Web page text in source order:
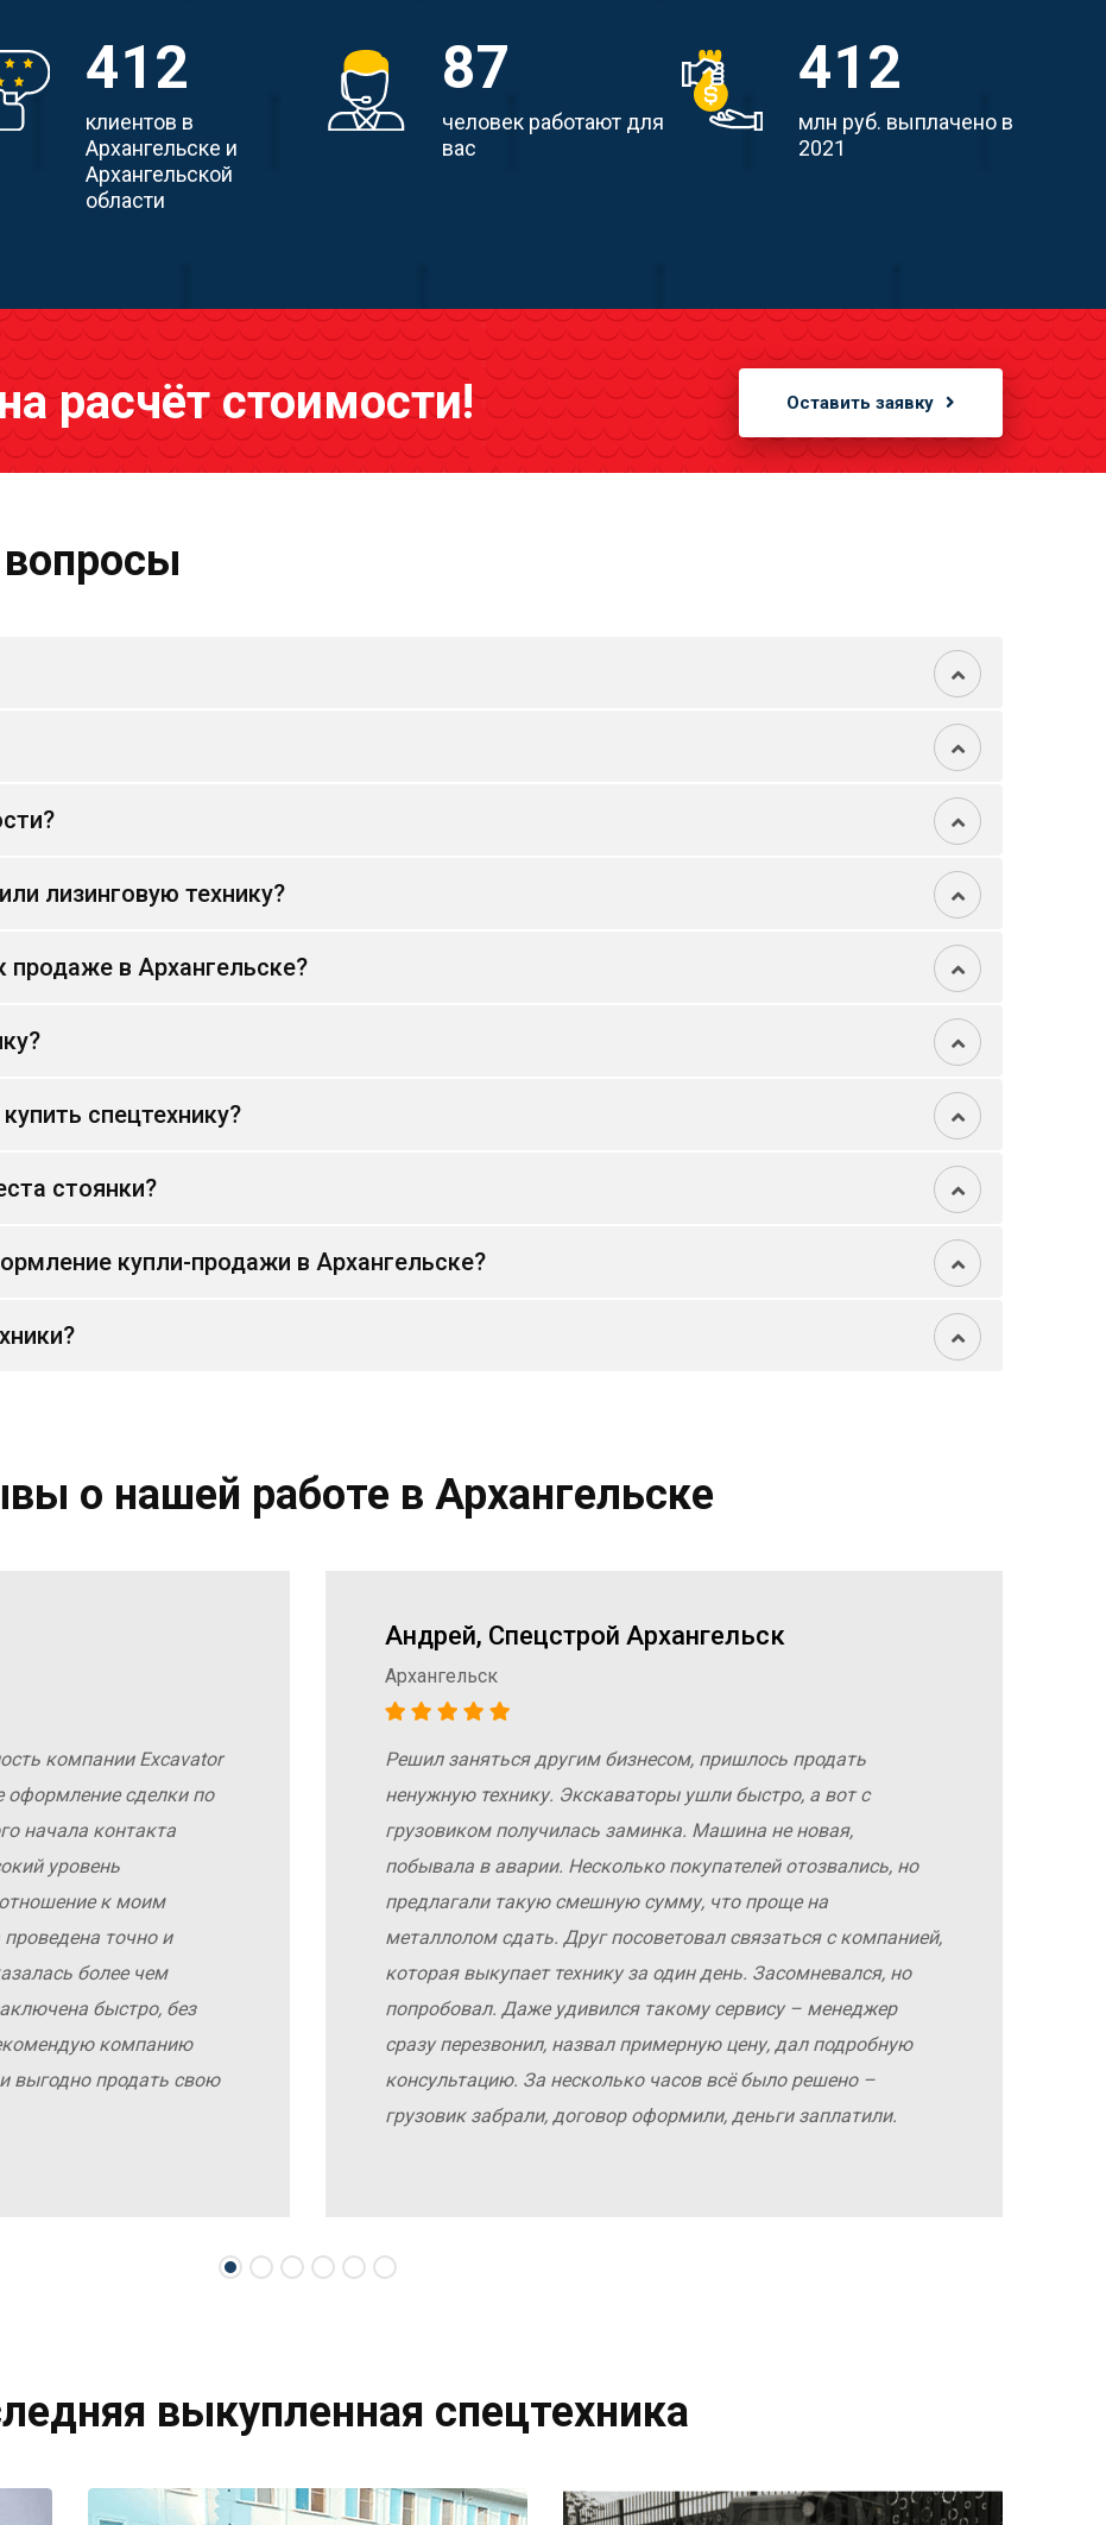
412
клиентов в
Архангельске и
Архангельской
области
87
человек работают для
вас
412
млн руб. выплачено в
2021
расчёт стоимости! Оставить заявку
лизинговую технику?
продаже в Архангельске?
спецтехнику?
стоянки?
купли-продажи в Архангельске?
о нашей работе в Архангельске
компании Excavator
оформление сделки по
начала контакта
уровень
к моим
точно и
более чем
быстро, без
компанию
выгодно продать свою
Андрей, Спецстрой Архангельск
Архангельск
Решил заняться другим бизнесом, пришлось продать
ненужную технику. Экскаваторы ушли быстро, а вот с
грузовиком получилась заминка. Машина не новая,
побывала в аварии. Несколько покупателей отозвались, но
предлагали такую смешную сумму, что проще на
металлолом сдать. Друг посоветовал связаться с компанией,
которая выкупает технику за один день. Засомневался, но
попробовал. Даже удивился такому сервису – менеджер
сразу перезвонил, назвал примерную цену, дал подробную
консультацию. За несколько часов всё было решено –
грузовик забрали, договор оформили, деньги заплатили.
выкупленная спецтехника